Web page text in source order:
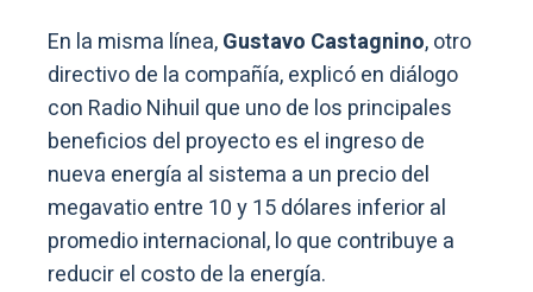
En la misma línea,Gustavo Castagnino, otro
directivo de la compañía, explicó en diálogo
con Radio Nihuil que uno de los principales
beneficios del proyecto es el ingreso de
nueva energía al sistema a un precio del
megavatio entre 10 y 15 dólares inferior al
promedio internacional, lo que contribuye a
reducir el costo de la energía.